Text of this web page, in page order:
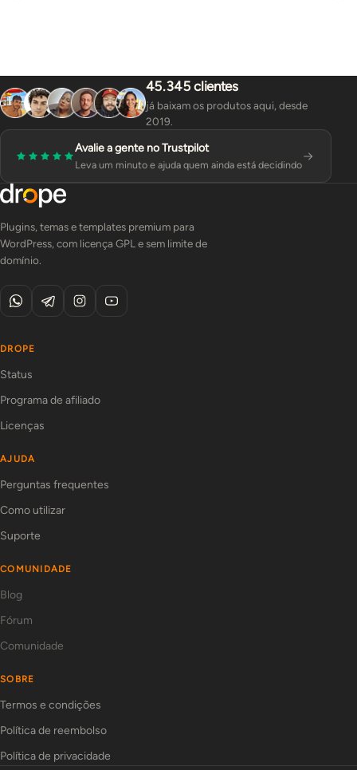
45.345 clientes
já baixam os produtos aqui, desde
2019.
Avalie a gente no Trustpilot
Leva um minuto e ajuda quem ainda está decidindo
Plugins, temas e templates premium para
WordPress, com licença GPL e sem limite de
domínio.
DROPE
Status
Programa de afiliado
Licenças
AJUDA
Perguntas frequentes
Como utilizar
Suporte
COMUNIDADE
Blog
Fórum
Comunidade
SOBRE
Termos e condições
Política de reembolso
Política de privacidade